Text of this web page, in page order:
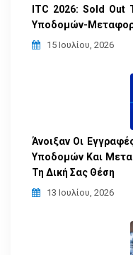
ITC 2026: Sold Out
Υποδομών-
15 Ιουλίου, 2026
Άνοιξαν Οι
Υποδομών Και
Τη Δική Σας Θέση
13 Ιουλίου, 2026